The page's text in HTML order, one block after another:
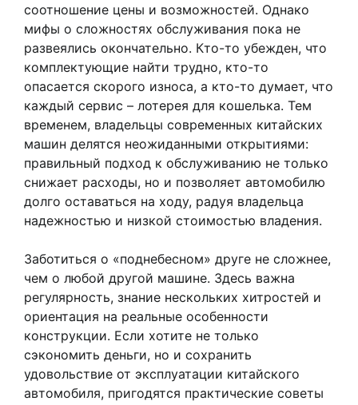
соотношение цены и возможностей. Однако
мифы о сложностях обслуживания пока не
развеялись окончательно. Кто-то убежден, что
комплектующие найти трудно, кто-то
опасается скорого износа, а кто-то думает, что
каждый сервис – лотерея для кошелька. Тем
временем, владельцы современных китайских
машин делятся неожиданными открытиями:
правильный подход к обслуживанию не только
снижает расходы, но и позволяет автомобилю
долго оставаться на ходу, радуя владельца
надежностью и низкой стоимостью владения.
Заботиться о «поднебесном» друге не сложнее,
чем о любой другой машине. Здесь важна
регулярность, знание нескольких хитростей и
ориентация на реальные особенности
конструкции. Если хотите не только
сэкономить деньги, но и сохранить
удовольствие от эксплуатации китайского
автомобиля, пригодятся практические советы